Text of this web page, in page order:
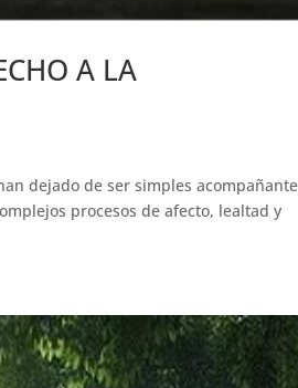
A LA
dejado de ser simples
procesos de afecto, lealtad y